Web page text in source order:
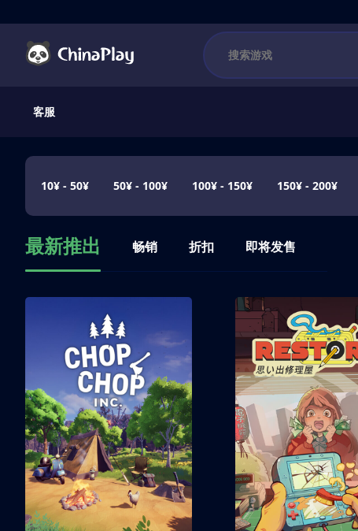
客服
10¥ - 50¥ 50¥ - 100¥ 100¥ - 150¥ 150¥ - 200¥
最新推出 畅销 折扣 即将发售